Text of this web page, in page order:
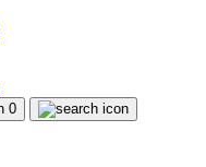
0